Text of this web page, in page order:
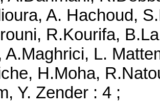
A. Hachoud,
R.Kourifa,
A.Maghrici, L.
H.Moha,
Y. Zender : 4 ;